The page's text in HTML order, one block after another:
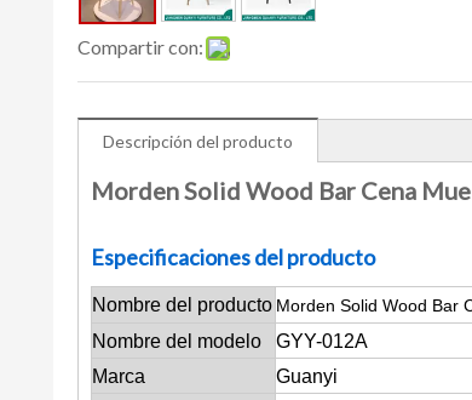
Compartir con:
Descripción del producto
Morden Solid Wood Bar Cena
Especificaciones del producto
Nombre del producto Morden Solid Wood Bar
Nombre del modelo
GYY-012A
Marca
Guanyi